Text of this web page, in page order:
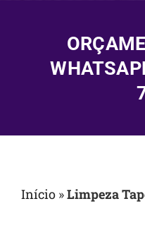
Início »Limpeza